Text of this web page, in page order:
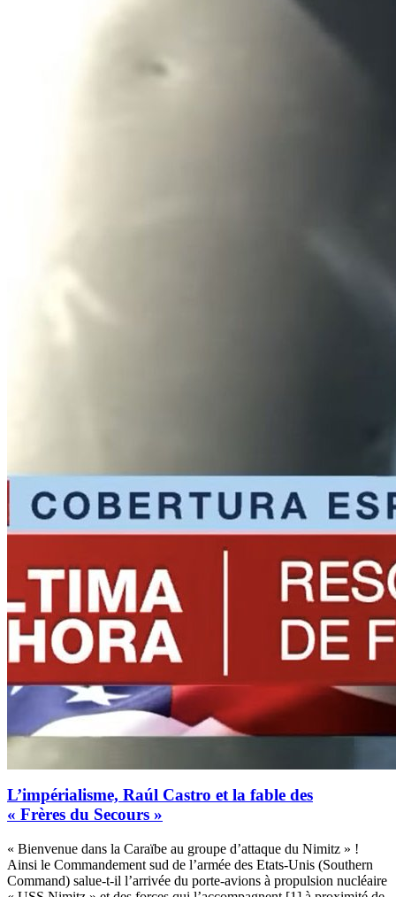
L’impérialisme, Raúl Castro et la fable des
« Frères du Secours »
« Bienvenue dans la Caraïbe au groupe d’attaque du Nimitz » !
Ainsi le Commandement sud de l’armée des Etats-Unis (Southern
Command) salue-t-il l’arrivée du porte-avions à propulsion nucléaire